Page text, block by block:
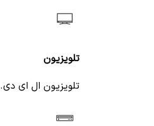
تلویزیون
تلویزیون ال ای دی.